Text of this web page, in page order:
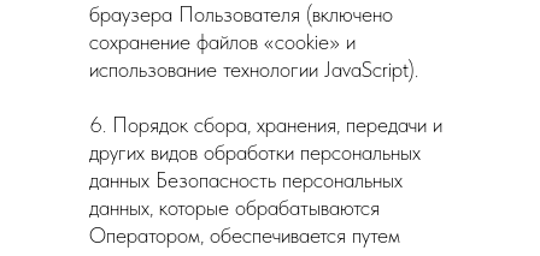
браузера Пользователя (включено
сохранение файлов «cookie» и
использование технологии JavaScript).
6. Порядок сбора, хранения, передачи и
других видов обработки персональных
данных Безопасность персональных
данных, которые обрабатываются
Оператором, обеспечивается путем